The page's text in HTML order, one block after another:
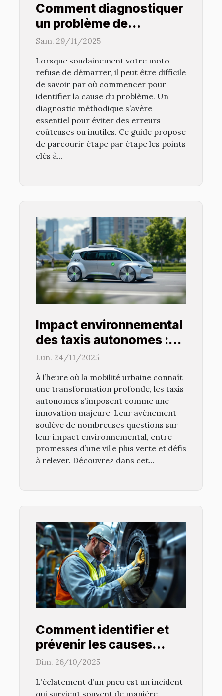
Comment diagnostiquer
un problème de
démarrage sur votre
Sam. 29/11/2025
Lorsque soudainement votre moto
refuse de démarrer, il peut être difficile
de savoir par où commencer pour
identifier la cause du problème. Un
diagnostic méthodique s’avère
essentiel pour éviter des erreurs
coûteuses ou inutiles. Ce guide propose
de parcourir étape par étape les points
clés à...
Impact environnemental
des taxis autonomes :
Avantages et défis ?
Lun. 24/11/2025
À l’heure où la mobilité urbaine connaît
une transformation profonde, les taxis
autonomes s’imposent comme une
innovation majeure. Leur avènement
soulève de nombreuses questions sur
leur impact environnemental, entre
promesses d’une ville plus verte et défis
à relever. Découvrez dans cet...
Comment identifier et
prévenir les causes
d'éclatement de pneus ?
Dim. 26/10/2025
L'éclatement d’un pneu est un incident
qui survient souvent de manière